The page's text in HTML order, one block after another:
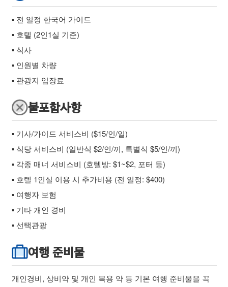
▪ 전 일정 한국어 가이드
▪ 호텔 (2인1실 기준)
▪ 식사
▪ 인원별 차량
▪ 관광지 입장료
불포함사항
▪ 기사/가이드 서비스비 ($15/인/일)
▪ 식당 서비스비 (일반식 $2/인/끼, 특별식 $5/인/끼)
▪ 각종 매너 서비스비 (호텔방: $1~$2, 포터 등)
▪ 호텔 1인실 이용 시 추가비용 (전 일정: $400)
▪ 여행자 보험
▪ 기타 개인 경비
▪ 선택관광
여행 준비물
개인경비, 상비약 및 개인 복용 약 등 기본 여행 준비물을 꼭